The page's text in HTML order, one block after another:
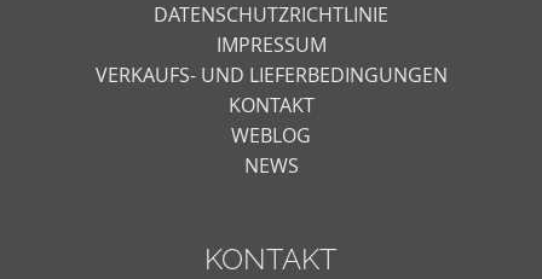
DATENSCHUTZRICHTLINIE
IMPRESSUM
VERKAUFS- UND LIEFERBEDINGUNGEN
KONTAKT
WEBLOG
NEWS
KONTAKT